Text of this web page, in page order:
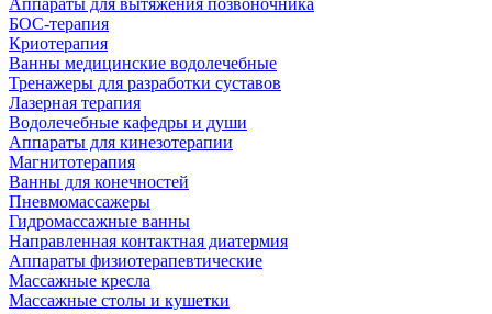
Аппараты для вытяжения позвоночника
БОС-терапия
Криотерапия
Ванны медицинские водолечебные
Тренажеры для разработки суставов
Лазерная терапия
Водолечебные кафедры и души
Аппараты для кинезотерапии
Магнитотерапия
Ванны для конечностей
Пневмомассажеры
Гидромассажные ванны
Направленная контактная диатермия
Аппараты физиотерапевтические
Массажные кресла
Массажные столы и кушетки